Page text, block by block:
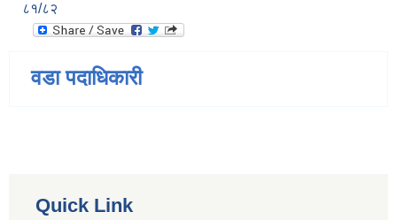
८१/८२
वडा पदाधिकारी
Quick Link